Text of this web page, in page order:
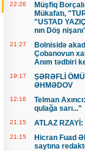
22:26
Müşfiq
Mükafatı,
"USTAD
nın Döş
21:27
Bolnisidə
Çobanovun
Anım tədbiri
19:17
ŞƏRƏFLİ
ƏHMƏDOV
12:16
Telman
qulağa sarı..."
21:15 ATLAZ
21:15
Hicran Fuad
saytına